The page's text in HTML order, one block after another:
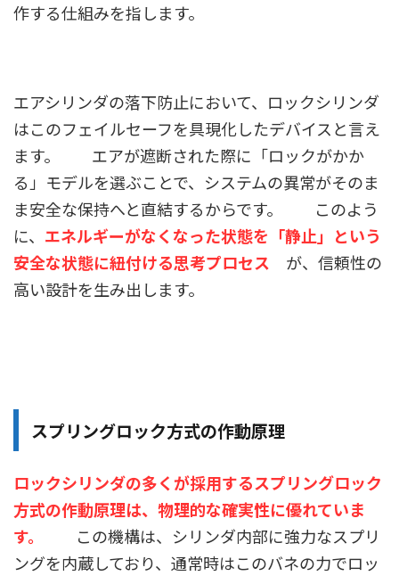
作する仕組みを指します。
エアシリンダの落下防止において、ロックシリンダ
はこのフェイルセーフを具現化したデバイスと言え
ます。 エアが遮断された際に「ロックがかか
る」モデルを選ぶことで、システムの異常がそのま
ま安全な保持へと直結するからです。 このよう
に、 エネルギーがなくなった状態を「静止」という
安全な状態に紐付ける思考プロセス が、信頼性の
高い設計を生み出します。
スプリングロック方式の作動原理
ロックシリンダの多くが採用するスプリングロック
方式の作動原理は、物理的な確実性に優れていま
す。
この機構は、シリンダ内部に強力なスプリ
ングを内蔵しており、通常時はこのバネの力でロッ